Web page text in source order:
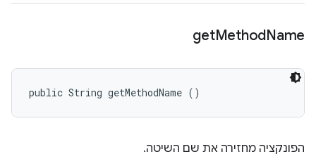
getMethodName
public String getMethodName ()
הפונקציה מחזירה את שם השיטה.